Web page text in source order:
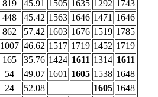
819 45.91 1505 1635 1292 1743
448 45.42 1563 1646 1471 1646
862 57.42 1603 1676 1519 1785
1007 46.62 1517 1719 1452 1719
165 35.76 1424 1611 1314 1611
54 49.07 1601 1605 1538 1648
24 52.08 1605 1648